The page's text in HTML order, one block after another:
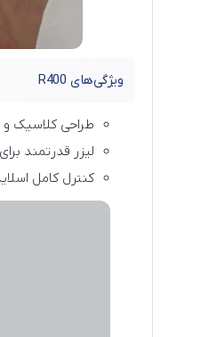
ویژگی‌های R400
طراحی کلاسیک
لیزر قدرتمند
کنترل کامل